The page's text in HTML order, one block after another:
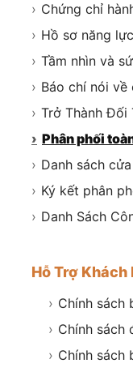
› Chứng chỉ
› Hồ sơ năng lực
› Tầm nhìn và
› Báo chí nói về
› Trở Thành Đối
› Phân phối
› Danh sách
› Ký kết phân
› Danh Sách
Hỗ Trợ Khách
› Chính sách
› Chính sách
› Chính sách